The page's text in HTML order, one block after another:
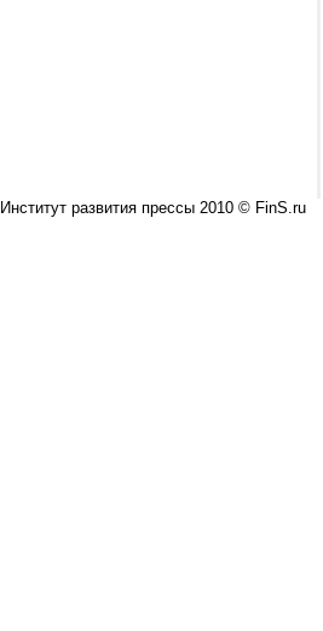
Институт развития прессы 2010 © FinS.ru